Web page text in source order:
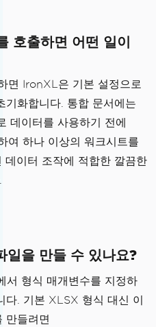
출하면 어떤 일이
면 IronXL은 기본 설정으로
기화합니다. 통합 문서에는
데이터를 사용하기 전에
하나 이상의 워크시트를
데이터 조작에 적합한 깔끔한
을 만들 수 있나요?
형식 매개변수를 지정하
. 기본 XLSX 형식 대신 이
만들려면